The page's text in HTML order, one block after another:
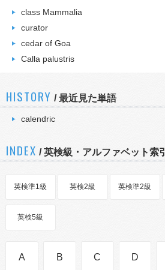
class Mammalia
curator
cedar of Goa
Calla palustris
HISTORY /最近見た単語
calendric
INDEX / 英検級・アルファベット索引
英検準1級 英検2級 英検準2級
英検5級
A B C D